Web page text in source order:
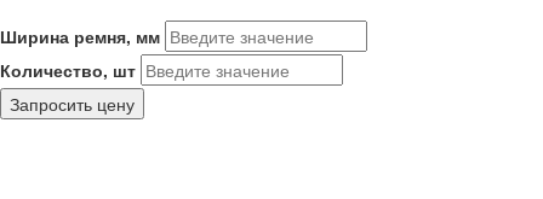
Ширина ремня, мм
Количество, шт
Запросить цену